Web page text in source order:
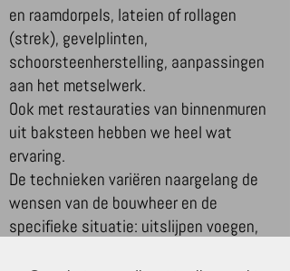
en raamdorpels, lateien of rollagen
(strek), gevelplinten,
schoorsteenherstelling, aanpassingen
aan het metselwerk.
Ook met restauraties van binnenmuren
uit baksteen hebben we heel wat
ervaring.
De technieken variëren naargelang de
wensen van de bouwheer en de
specifieke situatie: uitslijpen voegen,